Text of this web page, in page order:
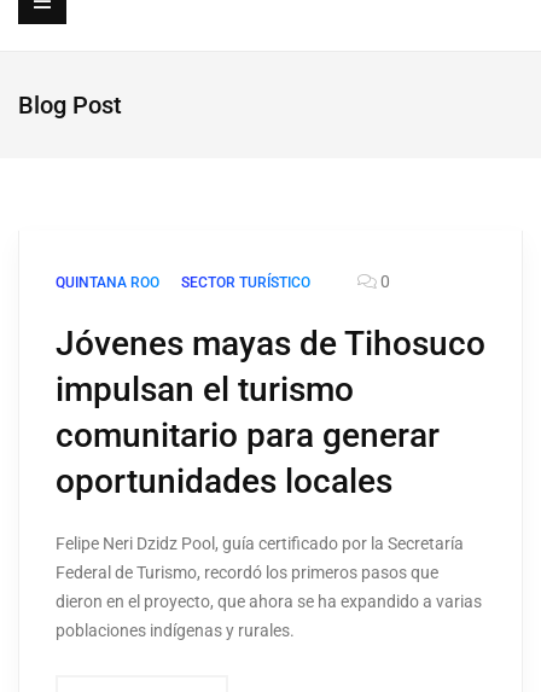
Blog Post
QUINTANA ROO SECTOR TURÍSTICO 0
Jóvenes mayas de Tihosuco
impulsan el turismo
comunitario para generar
oportunidades locales
Felipe Neri Dzidz Pool, guía certificado por la Secretaría
Federal de Turismo, recordó los primeros pasos que
dieron en el proyecto, que ahora se ha expandido a varias
poblaciones indígenas y rurales.